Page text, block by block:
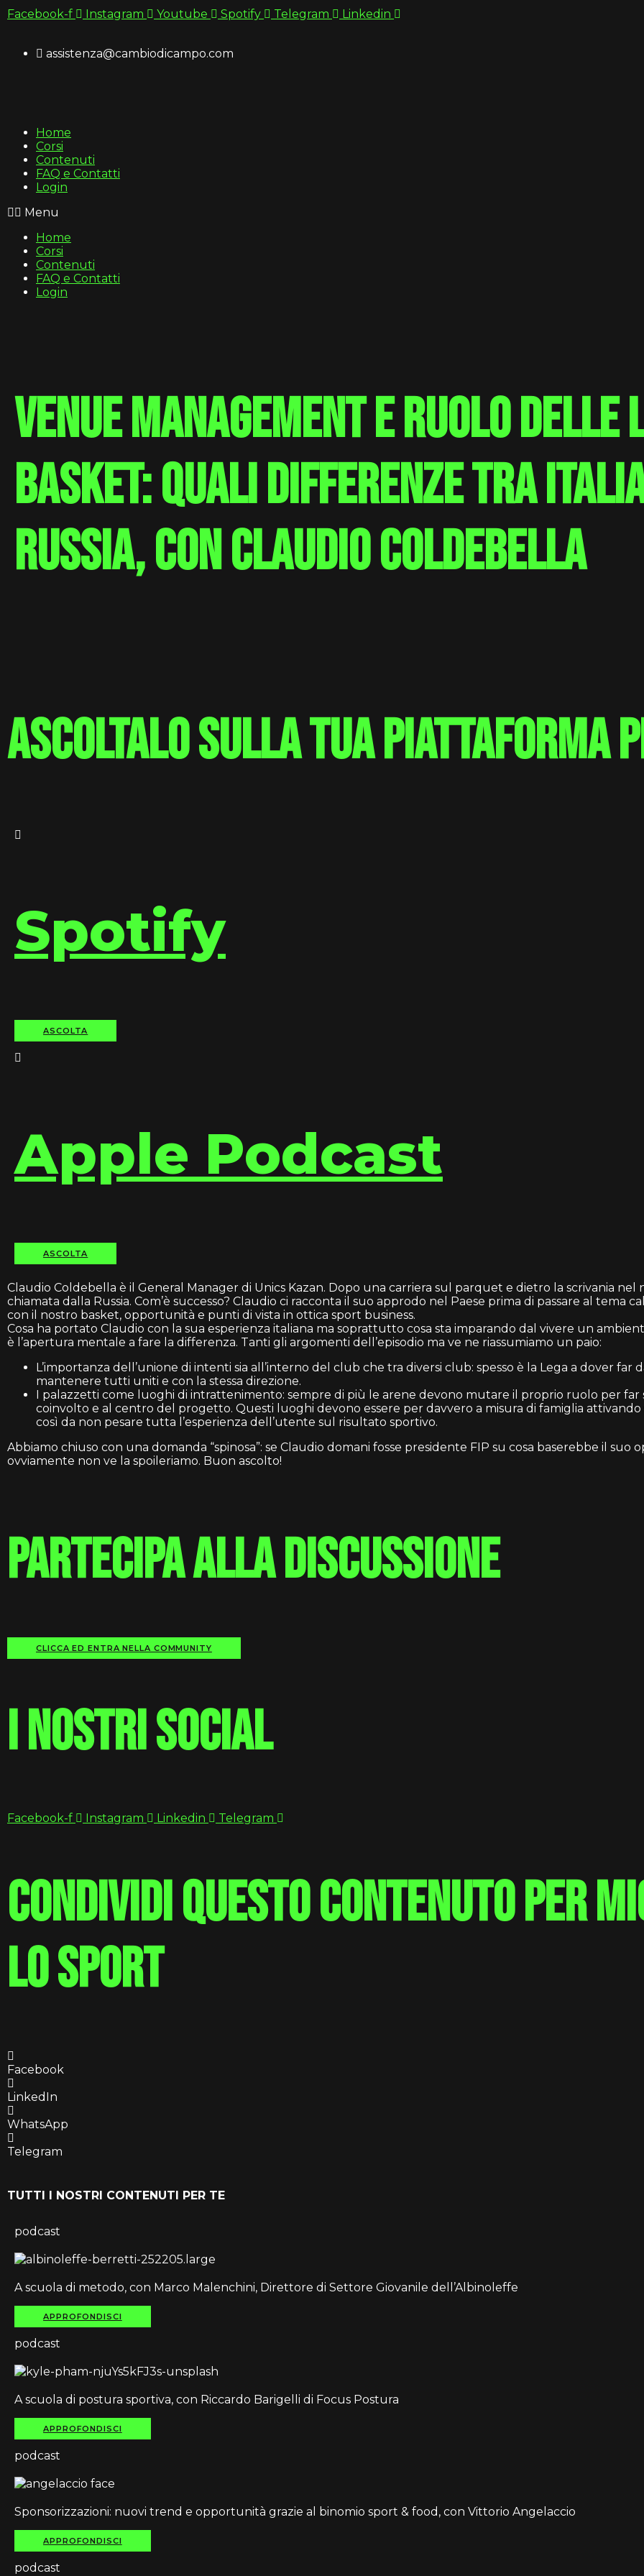
Vai
alFacebook-f Instagram Youtube Spotify Telegram Linkedin
assistenza@cambiodicampo.com
Home
Corsi
Contenuti
FAQ e Contatti
Login
Menu
Home
Corsi
Contenuti
FAQ e Contatti
Login
Venue management e ruolo delle
basket: quali differenze tra
Russia, con Claudio Coldebella
ascoltalo sulla tua piattaforma
Spotify
ASCOLTA
Apple Podcast
ASCOLTA
Claudio Coldebella è il General Manager di Unics Kazan. Dopo una carriera sul parquet e dietro la scrivania nel
chiamata dalla Russia. Com’è successo? Claudio ci racconta il suo approdo nel Paese prima di passare al tema
con il nostro basket, opportunità e punti di vista in ottica sport business.
Cosa ha portato Claudio con la sua esperienza italiana ma soprattutto cosa sta imparando dal vivere un
è l’apertura mentale a fare la differenza. Tanti gli argomenti dell’episodio ma ve ne riassumiamo un paio:
L’importanza dell’unione di intenti sia all’interno del club che tra diversi club: spesso è la Lega a dover far
mantenere tutti uniti e con la stessa direzione.
I palazzetti come luoghi di intrattenimento: sempre di più le arene devono mutare il proprio ruolo per far
coinvolto e al centro del progetto. Questi luoghi devono essere per davvero a misura di famiglia attivando
così da non pesare tutta l’esperienza dell’utente sul risultato sportivo.
Abbiamo chiuso con una domanda “spinosa”: se Claudio domani fosse presidente FIP su cosa baserebbe il suo
ovviamente non ve la spoileriamo. Buon ascolto!
partecipa alla discussione
CLICCA ED ENTRA NELLA COMMUNITY
i nostri social
Facebook-f Instagram Linkedin Telegram
condividi questo contenuto per
lo sport
Facebook
LinkedIn
WhatsApp
Telegram
TUTTI I NOSTRI CONTENUTI PER TE
podcast
A scuola di metodo, con Marco Malenchini, Direttore di Settore Giovanile dell’Albinoleffe
APPROFONDISCI
podcast
A scuola di postura sportiva, con Riccardo Barigelli di Focus Postura
APPROFONDISCI
podcast
Sponsorizzazioni: nuovi trend e opportunità grazie al binomio sport & food, con Vittorio Angelaccio
APPROFONDISCI
podcast